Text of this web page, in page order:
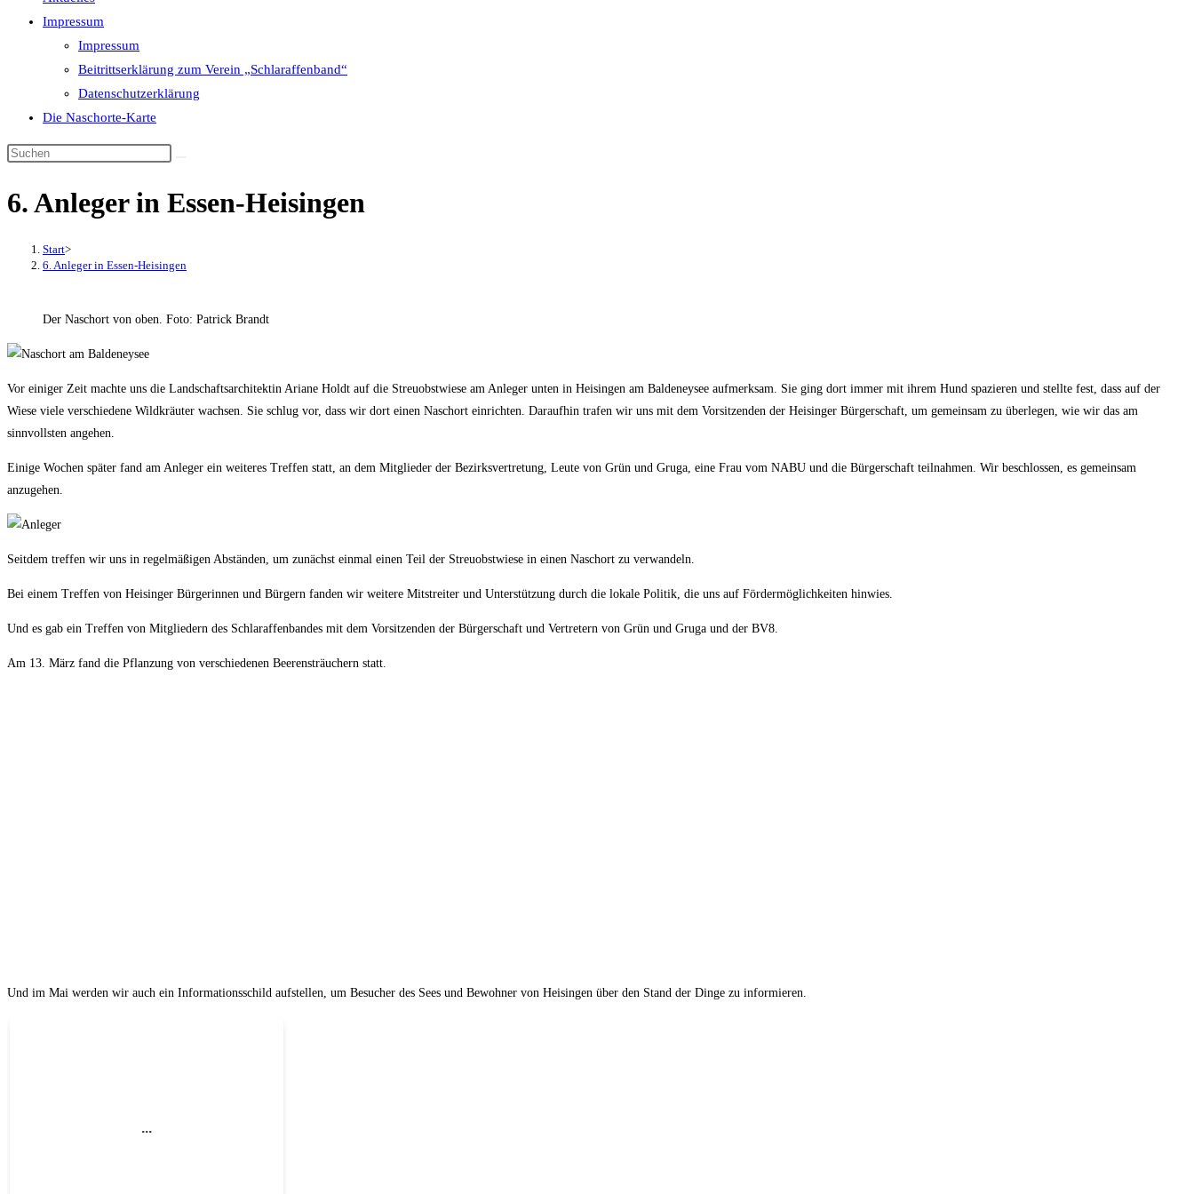
Impressum
Impressum
Beitrittserklärung zum Verein „Schlaraffenband“
Datenschutzerklärung
Die Naschorte-Karte
Diese
durchsuchen
6. Anleger in Essen-Heisingen
Start>
6. Anleger in Essen-Heisingen
Der Naschort von oben. Foto: Patrick Brandt
Vor einiger Zeit machte uns die Landschaftsarchitektin Ariane Holdt auf die Streuobstwiese am Anleger unten in Heisingen am Baldeneysee aufmerksam. Sie ging dort immer mit ihrem Hund spazieren und stellte fest, dass auf der
Wiese viele verschiedene Wildkräuter wachsen. Sie schlug vor, dass wir dort einen Naschort einrichten. Daraufhin trafen wir uns mit dem Vorsitzenden der Heisinger Bürgerschaft, um gemeinsam zu überlegen, wie wir das am
sinnvollsten angehen.
Einige Wochen später fand am Anleger ein weiteres Treffen statt, an dem Mitglieder der Bezirksvertretung, Leute von Grün und Gruga, eine Frau vom NABU und die Bürgerschaft teilnahmen. Wir beschlossen, es gemeinsam
anzugehen.
Seitdem treffen wir uns in regelmäßigen Abständen, um zunächst einmal einen Teil der Streuobstwiese in einen Naschort zu verwandeln.
Bei einem Treffen von Heisinger Bürgerinnen und Bürgern fanden wir weitere Mitstreiter und Unterstützung durch die lokale Politik, die uns auf Fördermöglichkeiten hinwies.
Und es gab ein Treffen von Mitgliedern des Schlaraffenbandes mit dem Vorsitzenden der Bürgerschaft und Vertretern von Grün und Gruga und der BV8.
Am 13. März fand die Pflanzung von verschiedenen Beerensträuchern statt.
Und im Mai werden wir auch ein Informationsschild aufstellen, um Besucher des Sees und Bewohner von Heisingen über den Stand der Dinge zu informieren.